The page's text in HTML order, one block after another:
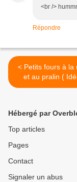
<br />
Répondre
< Petits fours à la noisette
et au pralin (
cadeau
Hébergé par
Top articles
Pages
Contact
Signaler un abus